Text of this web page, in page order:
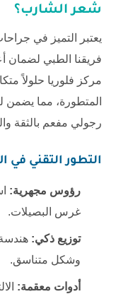
شعر الشارب؟
يعتبر التميز في
فريقنا الطبي لضمان
مركز فلوريا حلولاً
المتطورة، مما
رجولي مفعم بالثقة
التطور التقني في
رؤوس مجهرية:
غرس البصيلات.
توزيع ذكي:
وشكل متناسق.
أدوات معقمة: